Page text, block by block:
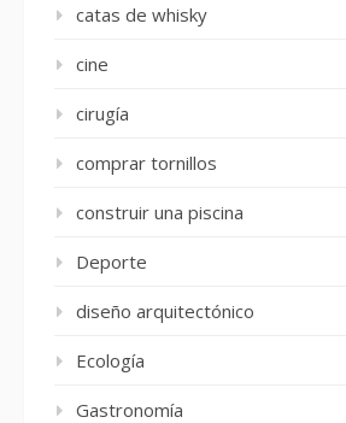
catas de whisky
cine
cirugía
comprar tornillos
construir una piscina
Deporte
diseño arquitectónico
Ecología
Gastronomía